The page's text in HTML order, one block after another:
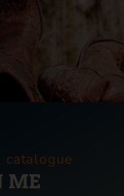
catalogue
ME